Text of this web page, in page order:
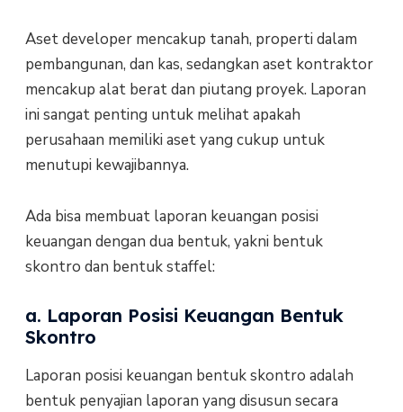
Aset developer mencakup tanah, properti dalam
pembangunan, dan kas, sedangkan aset kontraktor
mencakup alat berat dan piutang proyek. Laporan
ini sangat penting untuk melihat apakah
perusahaan memiliki aset yang cukup untuk
menutupi kewajibannya.
Ada bisa membuat laporan keuangan posisi
keuangan dengan dua bentuk, yakni bentuk
skontro dan bentuk staffel:
a. Laporan Posisi Keuangan Bentuk
Skontro
Laporan posisi keuangan bentuk skontro adalah
bentuk penyajian laporan yang disusun secara